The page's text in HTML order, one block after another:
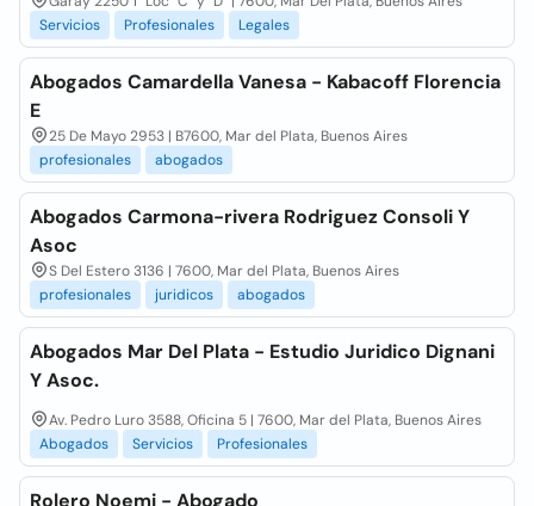
Servicios
Profesionales Legales
Abogados Camardella Vanesa - Kabacoff Florencia
E
25 De Mayo 2953 | B7600, Mar del Plata, Buenos Aires
profesionales
abogados
Abogados Carmona-rivera Rodriguez Consoli Y
Asoc
S Del Estero 3136 | 7600, Mar del Plata, Buenos Aires
profesionales
juridicos abogados
Abogados Mar Del Plata - Estudio Juridico Dignani
Y Asoc.
Av. Pedro Luro 3588, Oficina 5 | 7600, Mar del Plata, Buenos Aires
Abogados
Servicios Profesionales
Rolero Noemi - Abogado